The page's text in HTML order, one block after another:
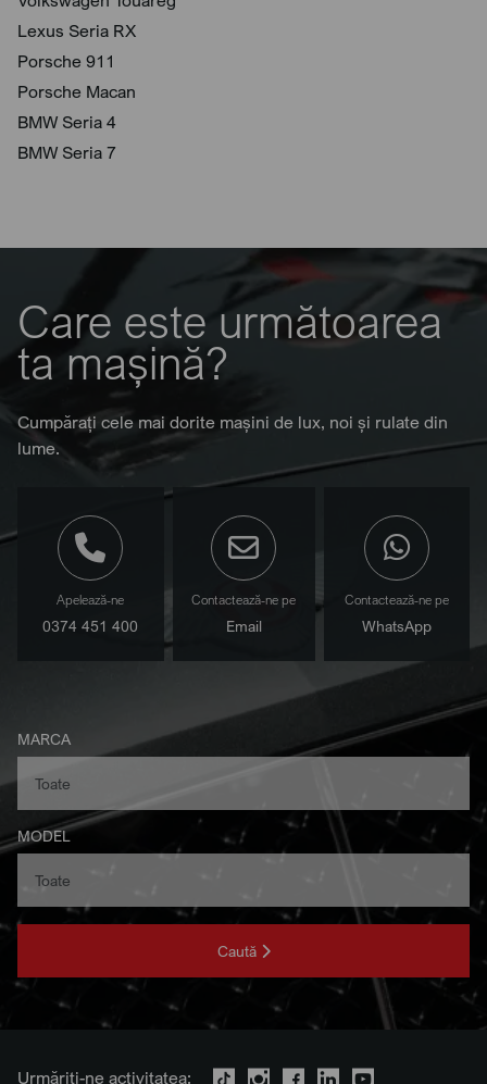
Lexus Seria RX
Porsche 911
Porsche Macan
BMW Seria 4
BMW Seria 7
Care este următoarea
ta mașină?
Cumpărați cele mai dorite mașini de lux, noi și rulate din
lume.
Apelează-ne
0374 451 400
Contactează-ne pe
Email
Contactează-ne pe
WhatsApp
MARCA
MODEL
Caută
Urmăriți-ne activitatea: